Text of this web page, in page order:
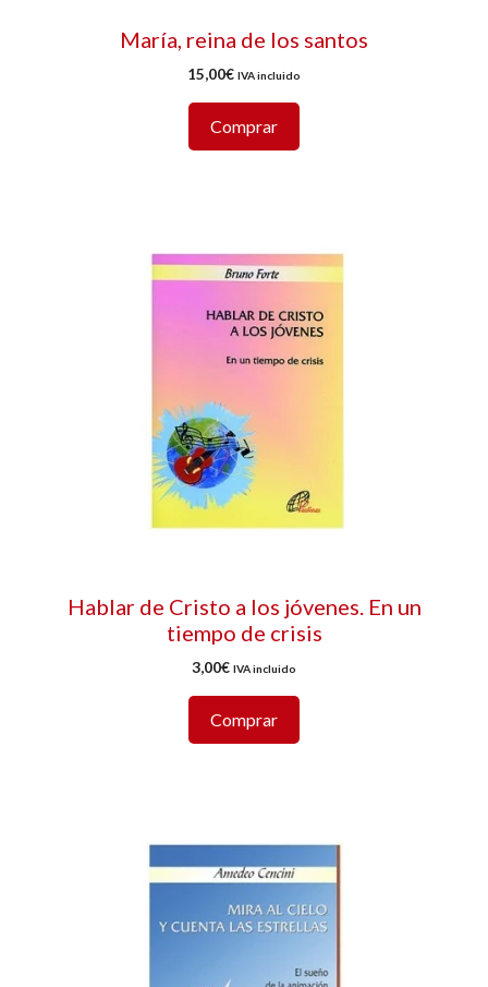
María, reina de los santos
15,00€ IVA incluido
Comprar
Hablar de Cristo a los jóvenes. En un
tiempo de crisis
3,00€ IVA incluido
Comprar